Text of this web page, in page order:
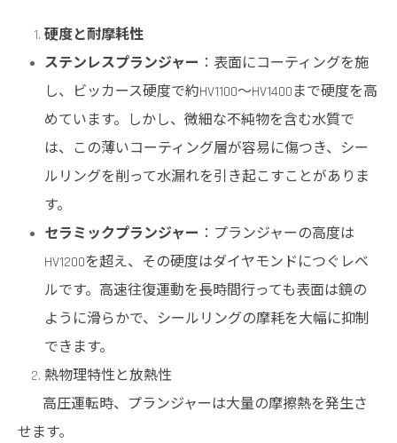
硬度と耐摩耗性
ステンレスプランジャー ：表面にコーティングを施
し、ビッカース硬度で約HV1100～HV1400まで硬度を高
めています。しかし、微細な不純物を含む水質で
は、この薄いコーティング層が容易に傷つき、シー
ルリングを削って水漏れを引き起こすことがありま
す。
セラミックプランジャー ：プランジャーの高度は
HV1200を超え、その硬度はダイヤモンドにつぐレベ
ルです。高速往復運動を長時間行っても表面は鏡の
ように滑らかで、シールリングの摩耗を大幅に抑制
できます。
熱物理特性と放熱性
高圧運転時、プランジャーは大量の摩擦熱を発生さ
せます。